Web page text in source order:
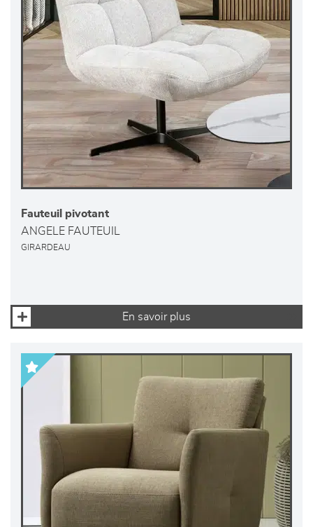
Fauteuil pivotant
ANGELE FAUTEUIL
GIRARDEAU
En savoir plus